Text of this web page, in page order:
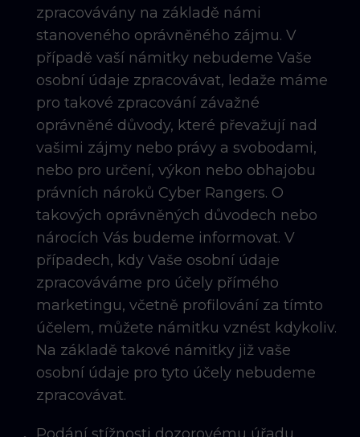
zpracovávány na základě námi
stanoveného oprávněného zájmu. V
případě vaší námitky nebudeme Vaše
osobní údaje zpracovávat, ledaže máme
pro takové zpracování závažné
oprávněné důvody, které převažují nad
vašimi zájmy nebo právy a svobodami,
nebo pro určení, výkon nebo obhajobu
právních nároků Cyber Rangers. O
takových oprávněných důvodech nebo
nárocích Vás budeme informovat. V
případech, kdy Vaše osobní údaje
zpracováváme pro účely přímého
marketingu, včetně profilování za tímto
účelem, můžete námitku vznést kdykoliv.
Na základě takové námitky již vaše
osobní údaje pro tyto účely nebudeme
zpracovávat.